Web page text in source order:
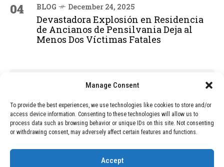
Manage Consent
To provide the best experiences, we use technologies like cookies to store and/or
access device information. Consenting to these technologies will allow us to
process data such as browsing behavior or unique IDs on this site. Not consenting
or withdrawing consent, may adversely affect certain features and functions.
Accept
04 BLOG December 24, 2025
Devastadora Explosión en Residencia
de Ancianos de Pensilvania Deja al
Menos Dos Víctimas Fatales